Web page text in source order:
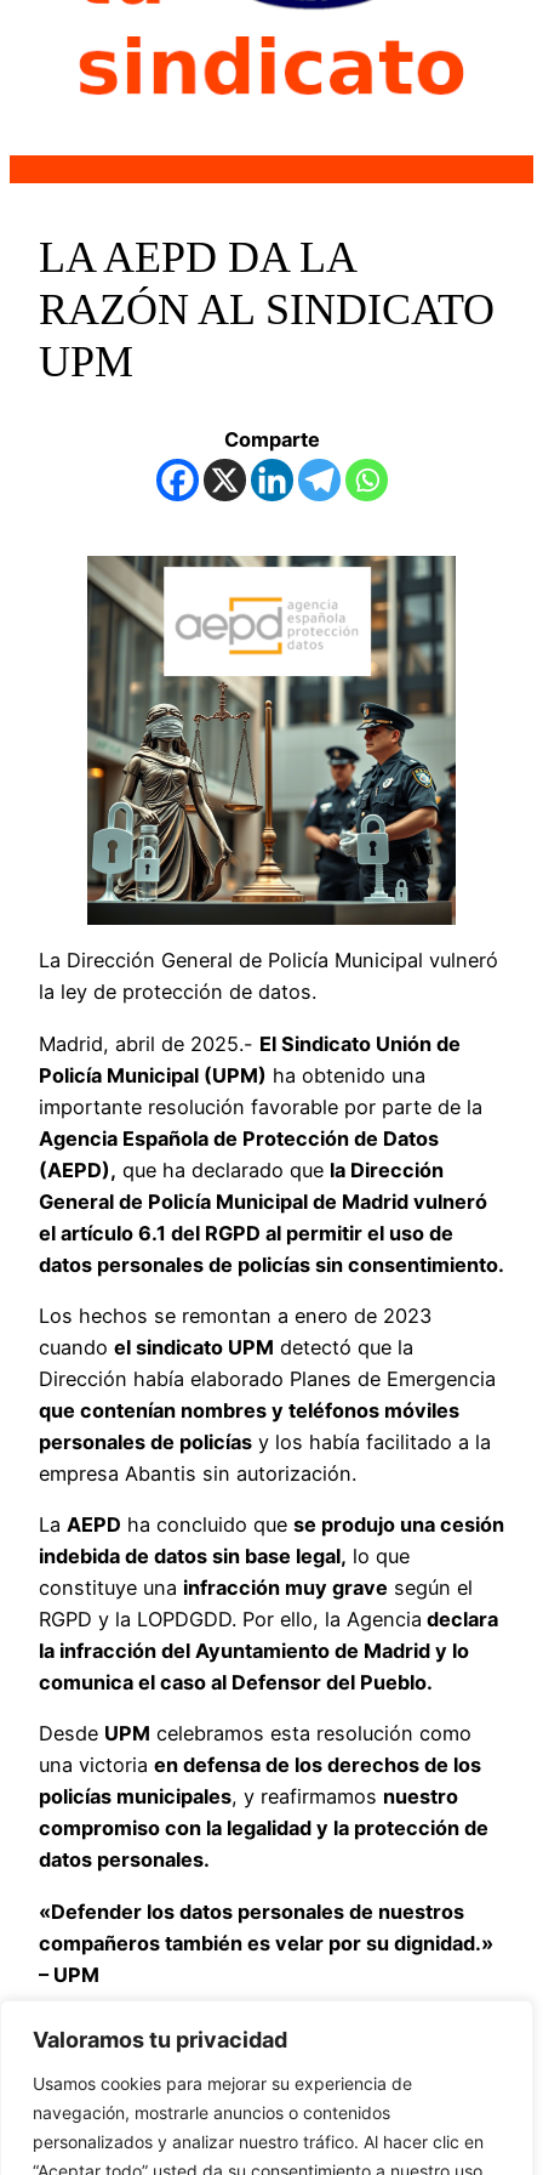
Valoramos tu privacidad
Usamos cookies para mejorar su experiencia de
navegación, mostrarle anuncios o contenidos
personalizados y analizar nuestro tráfico. Al hacer clic en
“Aceptar todo” usted da su consentimiento a nuestro uso
LA AEPD DA LA
RAZÓN AL SINDICATO
UPM
Comparte
La Dirección General de Policía Municipal vulneró
la ley de protección de datos.
Madrid, abril de 2025.- El Sindicato Unión de
Policía Municipal (UPM) ha obtenido una
importante resolución favorable por parte de la
Agencia Española de Protección de Datos
(AEPD), que ha declarado que la Dirección
General de Policía Municipal de Madrid vulneró
el artículo 6.1 del RGPD al permitir el uso de
datos personales de policías sin consentimiento.
Los hechos se remontan a enero de 2023
cuando el sindicato UPM detectó que la
Dirección había elaborado Planes de Emergencia
que contenían nombres y teléfonos móviles
personales de policías y los había facilitado a la
empresa Abantis sin autorización.
La AEPD ha concluido que se produjo una cesión
indebida de datos sin base legal, lo que
constituye una infracción muy grave según el
RGPD y la LOPDGDD. Por ello, la Agencia declara
la infracción del Ayuntamiento de Madrid y lo
comunica el caso al Defensor del Pueblo.
Desde UPM celebramos esta resolución como
una victoria en defensa de los derechos de los
policías municipales, y reafirmamos nuestro
compromiso con la legalidad y la protección de
datos personales.
«Defender los datos personales de nuestros
compañeros también es velar por su dignidad.»
– UPM
Comparte